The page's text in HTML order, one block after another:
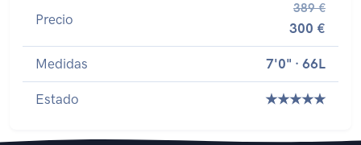
Precio
389 €
300 €
Medidas 7'0" · 66L
Estado ★★★★★